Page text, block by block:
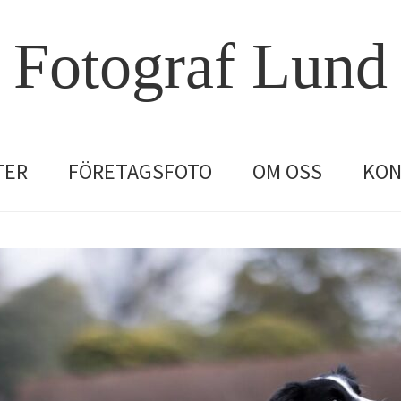
Fotograf Lund
FÖRETAGSFOTO OM OSS